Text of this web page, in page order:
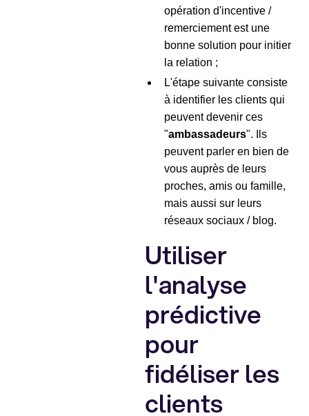
opération d'incentive /
remerciement est une
bonne solution pour initier
la relation ;
L'étape suivante consiste
à identifier les clients qui
peuvent devenir ces
"ambassadeurs". Ils
peuvent parler en bien de
vous auprès de leurs
proches, amis ou famille,
mais aussi sur leurs
réseaux sociaux / blog.
Utiliser
l'analyse
prédictive
pour
fidéliser les
clients